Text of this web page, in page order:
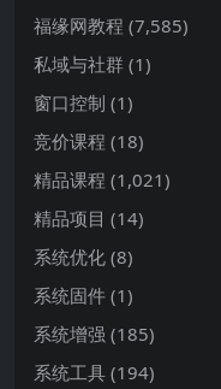
福缘网教程 (7,585)
私域与社群 (1)
窗口控制 (1)
竞价课程 (18)
精品课程 (1,021)
精品项目 (14)
系统优化 (8)
系统固件 (1)
系统增强 (185)
系统工具 (194)